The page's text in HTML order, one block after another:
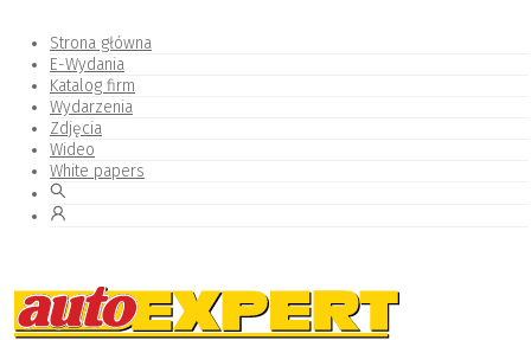
Strona główna
E-Wydania
Katalog firm
Wydarzenia
Zdjęcia
Wideo
White papers